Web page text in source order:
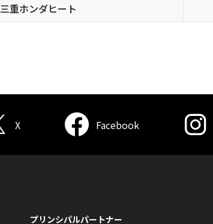
三重ホンダヒート
X Facebook
プリンシパルパートナー